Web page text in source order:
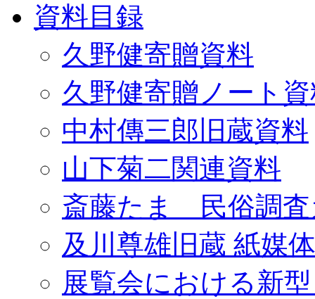
資料目録
久野健寄贈資料
久野健寄贈ノート
中村傳三郎旧蔵資料
山下菊二関連資料
斎藤たま 民俗調査
及川尊雄旧蔵 紙媒
展覧会における新